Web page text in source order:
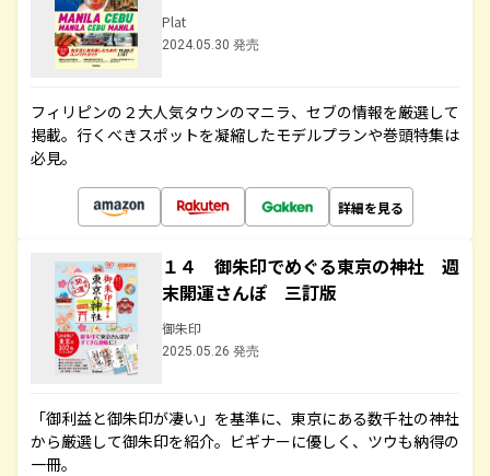
Plat
2024.05.30 発売
フィリピンの２大人気タウンのマニラ、セブの情報を厳選して
掲載。行くべきスポットを凝縮したモデルプランや巻頭特集は
必見。
詳細を見る
１４ 御朱印でめぐる東京の神社 週
末開運さんぽ 三訂版
御朱印
2025.05.26 発売
「御利益と御朱印が凄い」を基準に、東京にある数千社の神社
から厳選して御朱印を紹介。ビギナーに優しく、ツウも納得の
一冊。